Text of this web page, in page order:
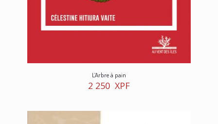
L’Arbre à pain
2 250 XPF